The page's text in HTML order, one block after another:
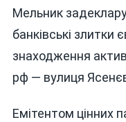
Мельник
банківські злитки
знаходження
рф — вулиця
Емітентом цінних